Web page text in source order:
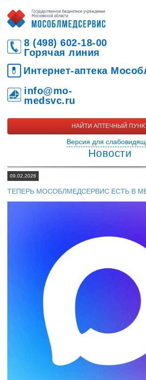
8 (498) 602-18-00
Горячая линия
💊
Интернет-аптека
info@mo-
medsvc.ru
НАЙТИ АПТЕЧНЫЙ
Версия для
Новости
09.02.2026
ТЕПЕРЬ МОСОБЛМЕДСЕРВИС ЕСТЬ В